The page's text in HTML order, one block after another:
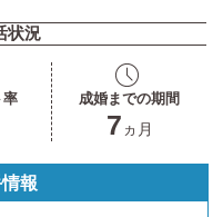
状況
率 成婚までの期間
7 ヵ月
報